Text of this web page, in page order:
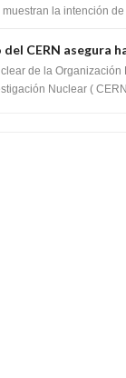
CoV-2,la intención
CERN asegura
seres de luz
Colisionador de
de la Organización
Nuclear (